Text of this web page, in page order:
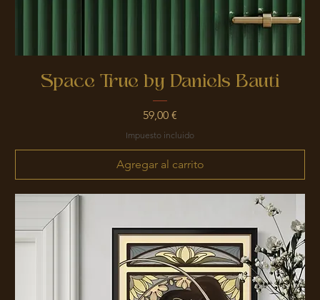
Space True by Daniels Bauti
Precio
59,00 €
Impuesto incluido
Agregar al carrito